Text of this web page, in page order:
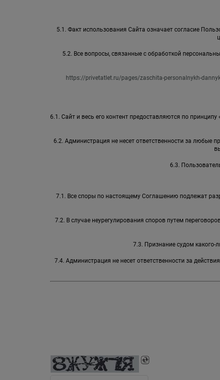
5.1. Факт использования Сайта означает согласие
5.2. Все вопросы, связанные с обработкой
https://privetatlet.ru/pages/zaschita-personalnykh-
6.1. Сайт и весь его контент предоставляются по
6.2. Администрация не несет ответственности за любые
6.3.
7.1. Все споры по настоящему Соглашению подлежат
7.2. В случае неурегулирования споров путем
7.3. Признание судом какого-
7.4. Администрация не несет ответственности за